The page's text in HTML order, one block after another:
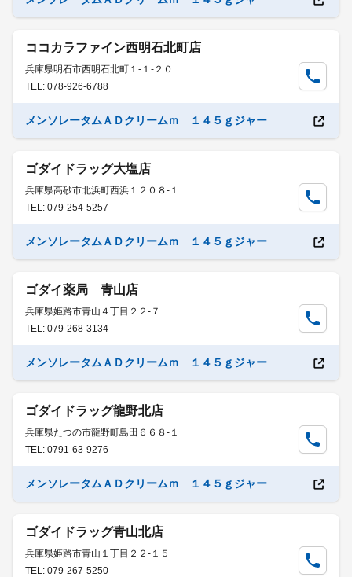
ココカラファイン西明石北町店
兵庫県明石市西明石北町１-１-２０
TEL: 078-926-6788
メンソレータムＡＤクリームｍ １４５ｇジャー
ゴダイドラッグ大塩店
兵庫県高砂市北浜町西浜１２０８-１
TEL: 079-254-5257
メンソレータムＡＤクリームｍ １４５ｇジャー
ゴダイ薬局 青山店
兵庫県姫路市青山４丁目２２-７
TEL: 079-268-3134
メンソレータムＡＤクリームｍ １４５ｇジャー
ゴダイドラッグ龍野北店
兵庫県たつの市龍野町島田６６８-１
TEL: 0791-63-9276
メンソレータムＡＤクリームｍ １４５ｇジャー
ゴダイドラッグ青山北店
兵庫県姫路市青山１丁目２２-１５
TEL: 079-267-5250